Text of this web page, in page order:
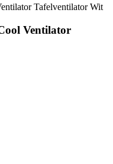
Ventilator